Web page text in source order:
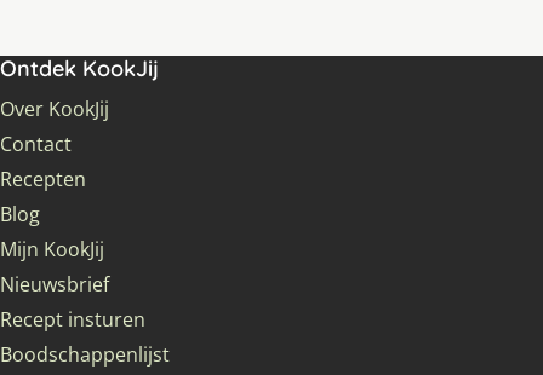
Ontdek KookJij
Over KookJij
Contact
Recepten
Blog
Mijn KookJij
Nieuwsbrief
Recept insturen
Boodschappenlijst